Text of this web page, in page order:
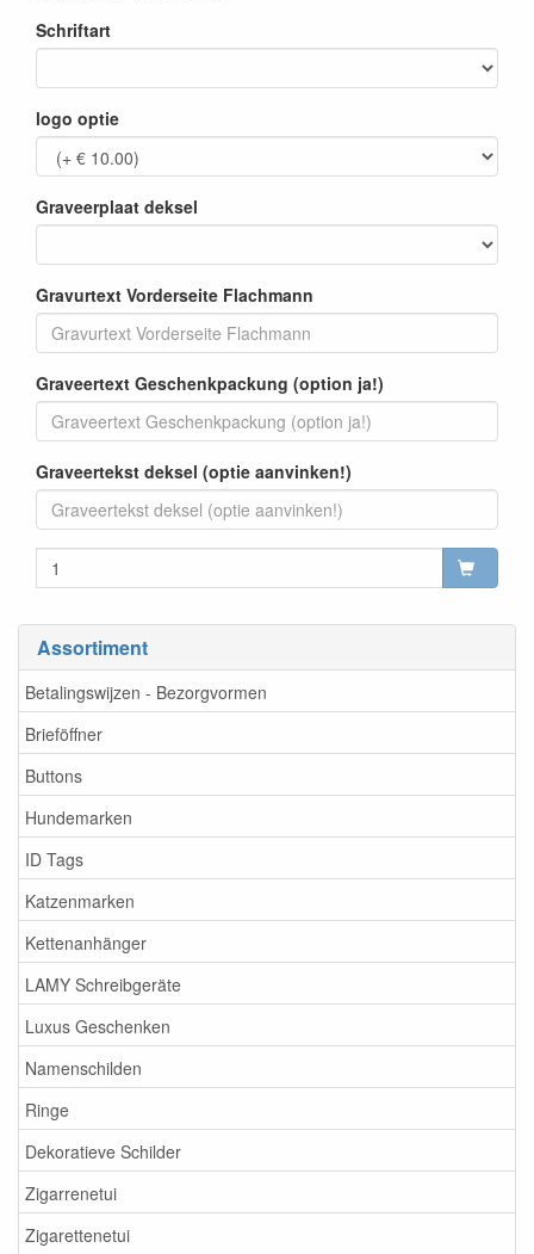
Assortiment
Betalingswijzen - Bezorgvormen
Brieföffner
Buttons
Hundemarken
ID Tags
Katzenmarken
Kettenanhänger
LAMY Schreibgeräte
Luxus Geschenken
Namenschilden
Ringe
Dekoratieve Schilder
Zigarrenetui
Zigarettenetui
Schriftart
logo optie
Graveerplaat deksel
Gravurtext Vorderseite Flachmann
Graveertext Geschenkpackung (option ja!)
Graveertekst deksel (optie aanvinken!)